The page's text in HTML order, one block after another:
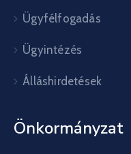
Ügyfélfogadás
Ügyintézés
Álláshirdetések
Önkormányzat